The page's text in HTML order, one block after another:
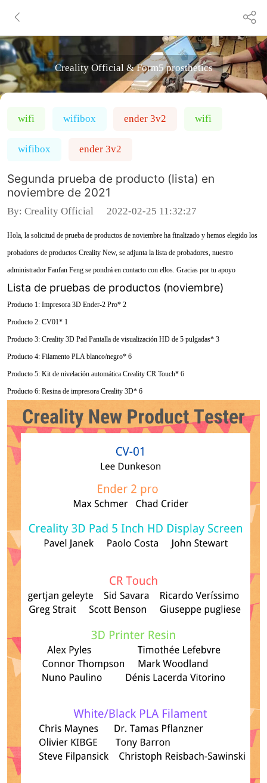
Creality Official & Form5 prosthetics
wifi wifibox ender 3v2 wifi
wifibox ender 3v2
Segunda prueba de producto (lista) en
noviembre de 2021
By: Creality Official 2022-02-25 11:32:27
Hola, la solicitud de prueba de productos de noviembre ha finalizado y hemos elegido los
probadores de productos Creality New, se adjunta la lista de probadores, nuestro
administrador Fanfan Feng se pondrá en contacto con ellos. Gracias por tu apoyo
Lista de pruebas de productos (noviembre)
Producto 1: Impresora 3D Ender-2 Pro* 2
Producto 2: CV01* 1
Producto 3: Creality 3D Pad Pantalla de visualización HD de 5 pulgadas* 3
Producto 4: Filamento PLA blanco/negro* 6
Producto 5: Kit de nivelación automática Creality CR Touch* 6
Producto 6: Resina de impresora Creality 3D* 6